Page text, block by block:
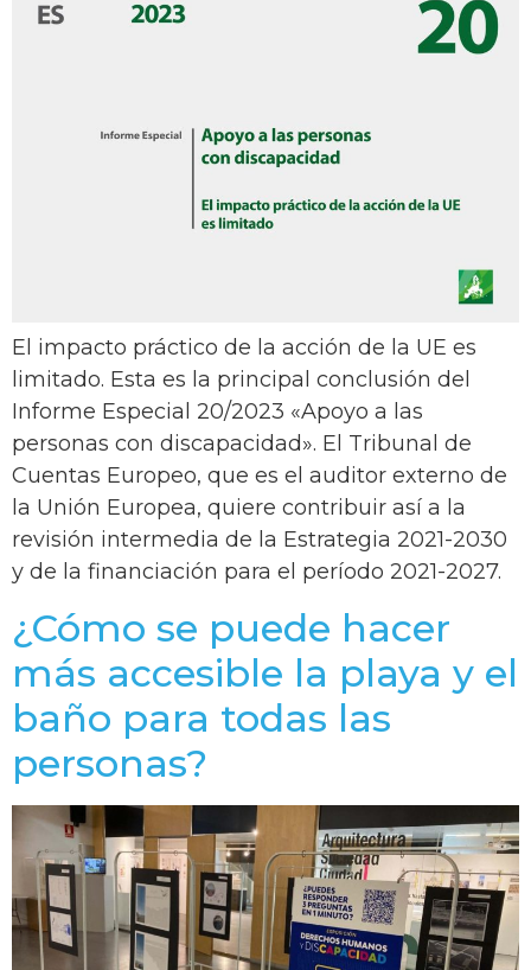
El impacto práctico de la acción de la UE es
limitado. Esta es la principal conclusión del
Informe Especial 20/2023 «Apoyo a las
personas con discapacidad». El Tribunal de
Cuentas Europeo, que es el auditor externo de
la Unión Europea, quiere contribuir así a la
revisión intermedia de la Estrategia 2021-2030
y de la financiación para el período 2021-2027.
¿Cómo se puede hacer
más accesible la playa y el
baño para todas las
personas?